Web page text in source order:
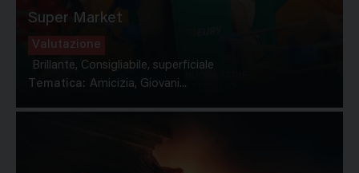
Super Market
Valutazione
Brillante, Consigliabile, superficiale
Tematica: Amicizia, Giovani...